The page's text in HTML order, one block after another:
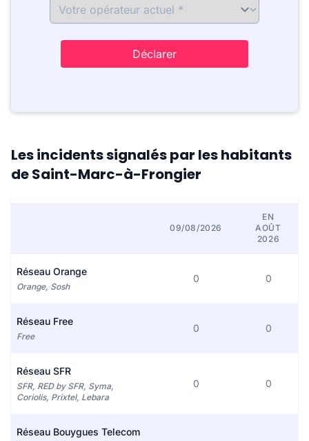
Déclarer
Les incidents signalés par les habitants
de Saint-Marc-à-Frongier
09/08/2026
EN
AOÛT
2026
Réseau Orange
Orange, Sosh
0 0
Réseau Free
Free
0 0
Réseau SFR
SFR, RED by SFR, Syma,
Coriolis, Prixtel, Lebara
0 0
Réseau Bouygues Telecom